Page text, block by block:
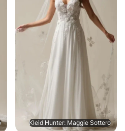
Kleid Hunter: Maggie Sottero